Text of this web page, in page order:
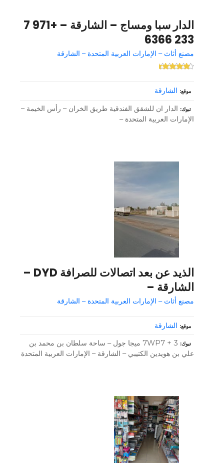
الدار سبا ومساج – الشارقة – +971 7
233 6366
مصنع أثاث – الإمارات العربية المتحدة – الشارقة
موقع الشارقة
تبوك
الدار ان للشقق الفندقية طريق الخران – رأس الخيمة –
الإمارات العربية المتحدة –
الذيد عن بعد اتصالات للصرافة DYD –
الشارقة –
مصنع أثاث – الإمارات العربية المتحدة – الشارقة
موقع الشارقة
تبوك
7WP7 + 3 ميجا جول – ساحة سلطان بن محمد بن
علي بن هويدين الكتيبي – الشارقة – الإمارات العربية المتحدة